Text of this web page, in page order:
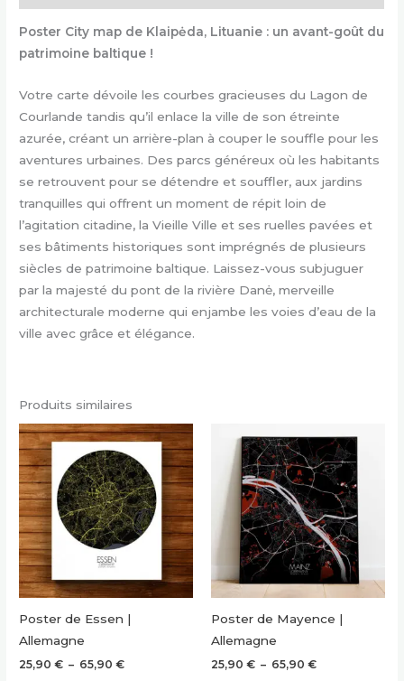
Poster City map de Klaipėda, Lituanie : un avant-goût du
patrimoine baltique !
Votre carte dévoile les courbes gracieuses du Lagon de
Courlande tandis qu’il enlace la ville de son étreinte
azurée, créant un arrière-plan à couper le souffle pour les
aventures urbaines. Des parcs généreux où les habitants
se retrouvent pour se détendre et souffler, aux jardins
tranquilles qui offrent un moment de répit loin de
l’agitation citadine, la Vieille Ville et ses ruelles pavées et
ses bâtiments historiques sont imprégnés de plusieurs
siècles de patrimoine baltique. Laissez-vous subjuguer
par la majesté du pont de la rivière Danė, merveille
architecturale moderne qui enjambe les voies d’eau de la
ville avec grâce et élégance.
Produits similaires
Poster de Essen |
Allemagne
25,90€ – 65,90€Plage
Poster de Mayence |
Allemagne
25,90 € – 65,90 €Plage